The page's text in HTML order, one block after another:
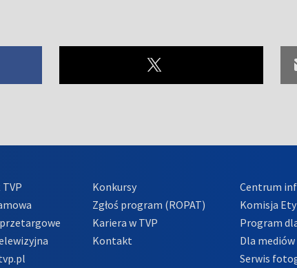
Konkursy
Zgłoś program (ROPAT)
Kariera w TVP
Kontakt
Centrum
Komisja
Program
Dla mediów
Serwis